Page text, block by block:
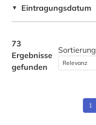
Schweiz (6)
Spanien (2)
▼ Eintragungsdatum
73
Ergebnisse
gefunden
Sortierung
1